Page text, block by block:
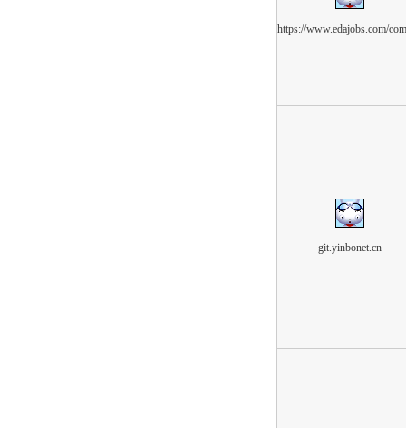
https://www.edajobs.com/
git.yinbonet.cn